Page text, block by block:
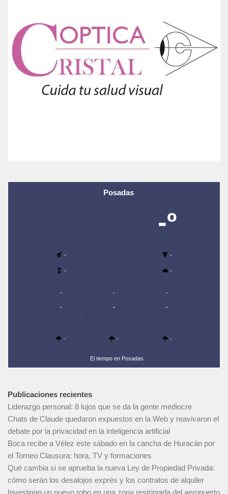
Posadas
-º
- -
- -
-
-
-
-
-
-
-
-
-
El tiempo en Posadas
Publicaciones recientes
Liderazgo personal: 8 lujos que se da la gente mediocre
Chats de Claude quedaron expuestos en la Web y reavivaron el
debate por la privacidad en la inteligencia artificial
Boca recibe a Vélez este sábado en la cancha de Huracán por
el Torneo Clausura: hora, TV y formaciones
Qué cambia si se aprueba la nueva Ley de Propiedad Privada:
cómo serán los desalojos exprés y los contratos de alquiler
Investigan un nuevo robo en una zona restringida del aeropuerto